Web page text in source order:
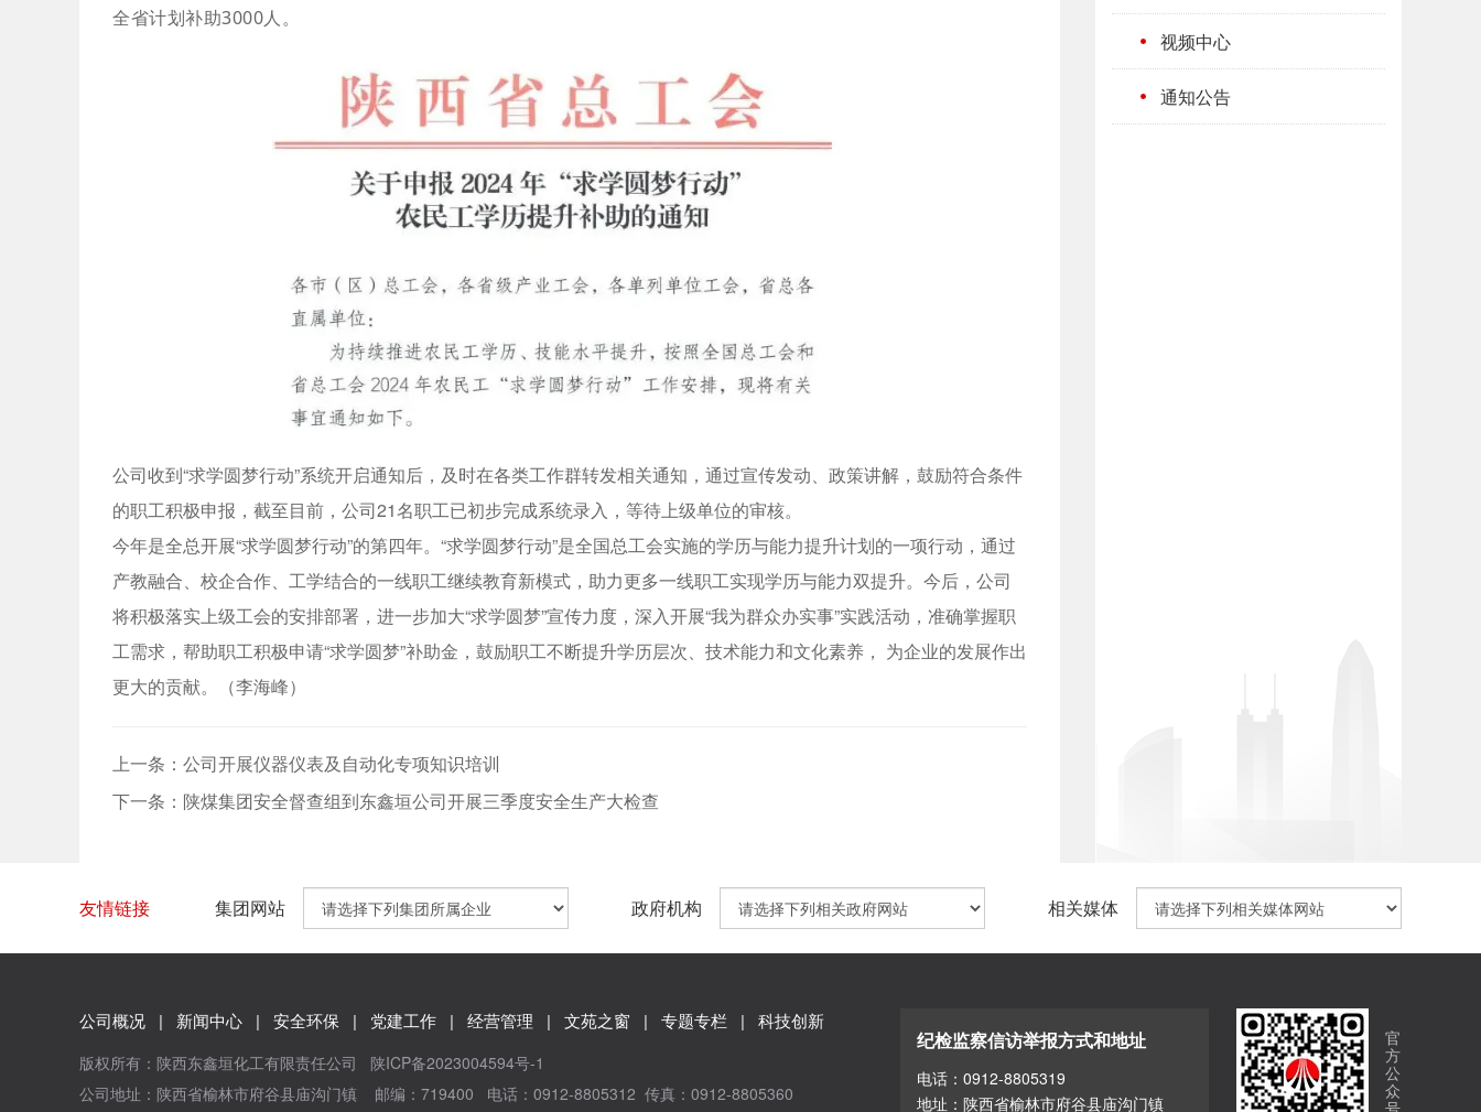
视频中心
通知公告
全省计划补助3000人。
公司收到“求学圆梦行动”系统开启通知后，及时在各类工作群转发相关通知，通过宣传发动、政策讲解，鼓励符合条件
的职工积极申报，截至目前，公司21名职工已初步完成系统录入，等待上级单位的审核。
今年是全总开展“求学圆梦行动”的第四年。“求学圆梦行动”是全国总工会实施的学历与能力提升计划的一项行动，通过
产教融合、校企合作、工学结合的一线职工继续教育新模式，助力更多一线职工实现学历与能力双提升。今后，公司
将积极落实上级工会的安排部署，进一步加大“求学圆梦”宣传力度，深入开展“我为群众办实事”实践活动，准确掌握职
工需求，帮助职工积极申请“求学圆梦”补助金，鼓励职工不断提升学历层次、技术能力和文化素养， 为企业的发展作出
更大的贡献。（李海峰）
上一条：公司开展仪器仪表及自动化专项知识培训
下一条：陕煤集团安全督查组到东鑫垣公司开展三季度安全生产大检查
友情链接 集团网站 政府机构 相关媒体
官
方
公
众
号
纪检监察信访举报方式和地址
电话：0912-8805319
地址：陕西省榆林市府谷县庙沟门镇
公司概况 | 新闻中心 | 安全环保 | 党建工作 | 经营管理 | 文苑之窗 | 专题专栏 | 科技创新
版权所有：陕西东鑫垣化工有限责任公司 陕ICP备2023004594号-1
公司地址：陕西省榆林市府谷县庙沟门镇 邮编：719400 电话：0912-8805312 传真：0912-8805360